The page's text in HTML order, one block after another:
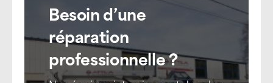
Besoin d’une
réparation
professionnelle ?